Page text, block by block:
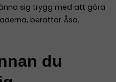
sig trygg med att göra
berättar Åsa.
du